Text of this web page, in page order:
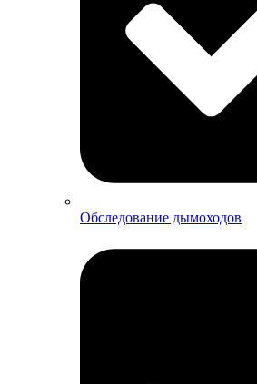
Обследование дымоходов